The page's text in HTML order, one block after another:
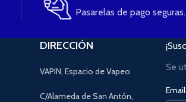
Pasarelas de pago seguras.
DIRECCIÓN
VAPIN, Espacio de Vapeo
C/Alameda de San Antón,
Se
Email